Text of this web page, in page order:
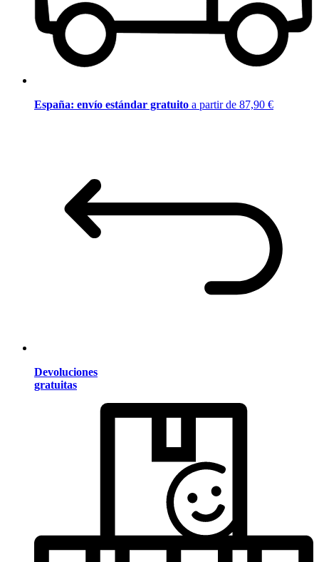
España: envío estándar gratuito a partir de 87,90 €
Devoluciones
gratuitas